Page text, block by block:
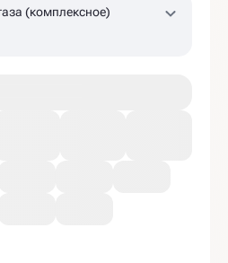
(комплексное)